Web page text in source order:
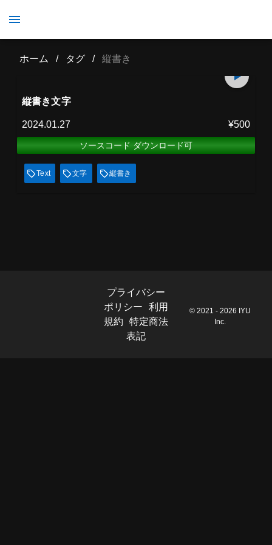
ホーム / タグ / 縦書き
10min
見放題
縦書き文字
2024.01.27 ¥500
ソースコード ダウンロード可
Text 文字 縦書き
プライバシー
ポリシー
利用
規約
特定商法
表記
© 2021 - 2026 IYU
Inc.